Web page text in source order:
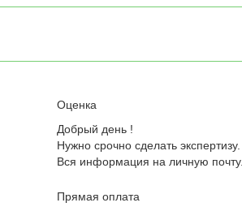
Оценка
Добрый день !
Нужно срочно сделать экспертизу.
Вся информация на личную почту.
Прямая оплата